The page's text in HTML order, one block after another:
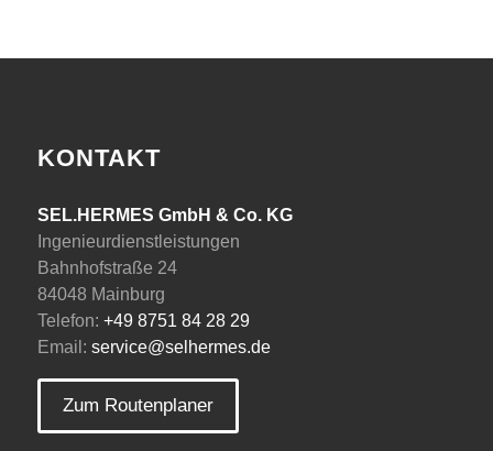
KONTAKT
SEL.HERMES GmbH & Co. KG
Ingenieurdienstleistungen
Bahnhofstraße 24
84048 Mainburg
Telefon: +49 8751 84 28 29
Email: service@selhermes.de
Zum Routenplaner